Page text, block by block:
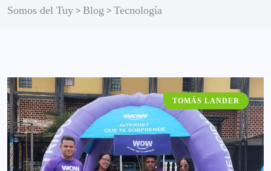
Somos del Tuy > Blog > Tecnología
EMPRETUY
TECNOLOGÍA
TOMÁS LANDER